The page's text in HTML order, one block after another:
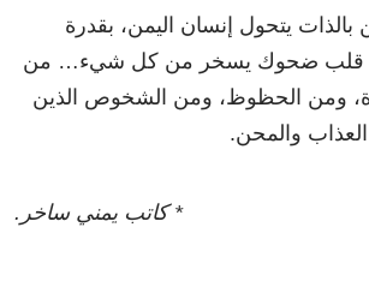
بالذات يتحول إنسان اليمن، بقدرة
قلب ضحوك يسخر من كل شيء… من
ومن الحظوظ، ومن الشخوص الذين
والمحن.
* كاتب يمني ساخر.